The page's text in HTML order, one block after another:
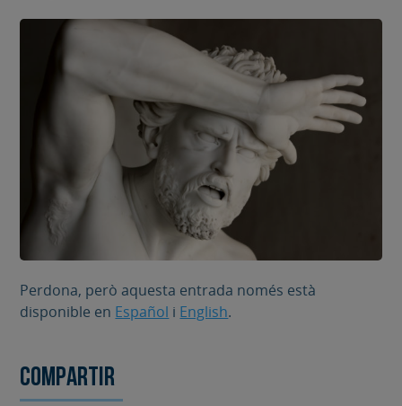
Perdona, però aquesta entrada només està
disponible en Español i English.
Compartir